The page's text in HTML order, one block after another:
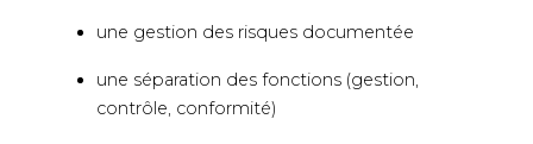
une gestion des risques documentée
une séparation des fonctions (gestion,
contrôle, conformité)